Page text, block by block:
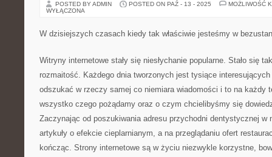
POSTED BY ADMIN POSTED ON PAŹ - 13 - 2025
MOŻLIWOŚĆ
WYŁĄCZONA
W dzisiejszych czasach kiedy tak właściwie jesteśmy w
Witryny internetowe stały się niesłychanie popularne. Stało się
rozmaitość. Każdego dnia tworzonych jest tysiące
odszukać w rzeczy samej co niemiara wiadomości i to na każdy
wszystko czego pożądamy oraz o czym chcielibyśmy się
Zaczynając od poszukiwania adresu przychodni dentystycznej w
artykuły o efekcie cieplarnianym, a na przeglądaniu ofert
kończąc. Strony internetowe są w życiu niezwykle korzystne,